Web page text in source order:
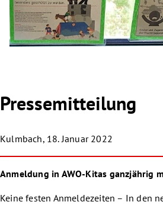
Pressemitteilung
Kulmbach, 18. Januar 2022
Anmeldung in AWO-Kitas ganzjährig
Keine festen Anmeldezeiten – In den